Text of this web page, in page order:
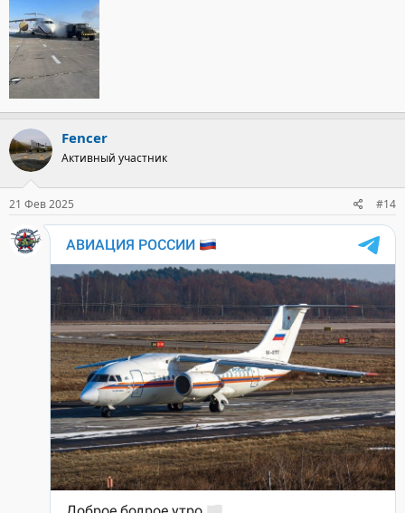
Fencer
Активный участник
21 Фев 2025 #14